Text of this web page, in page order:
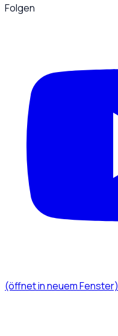
Folgen
(öffnet in neuem Fenster)